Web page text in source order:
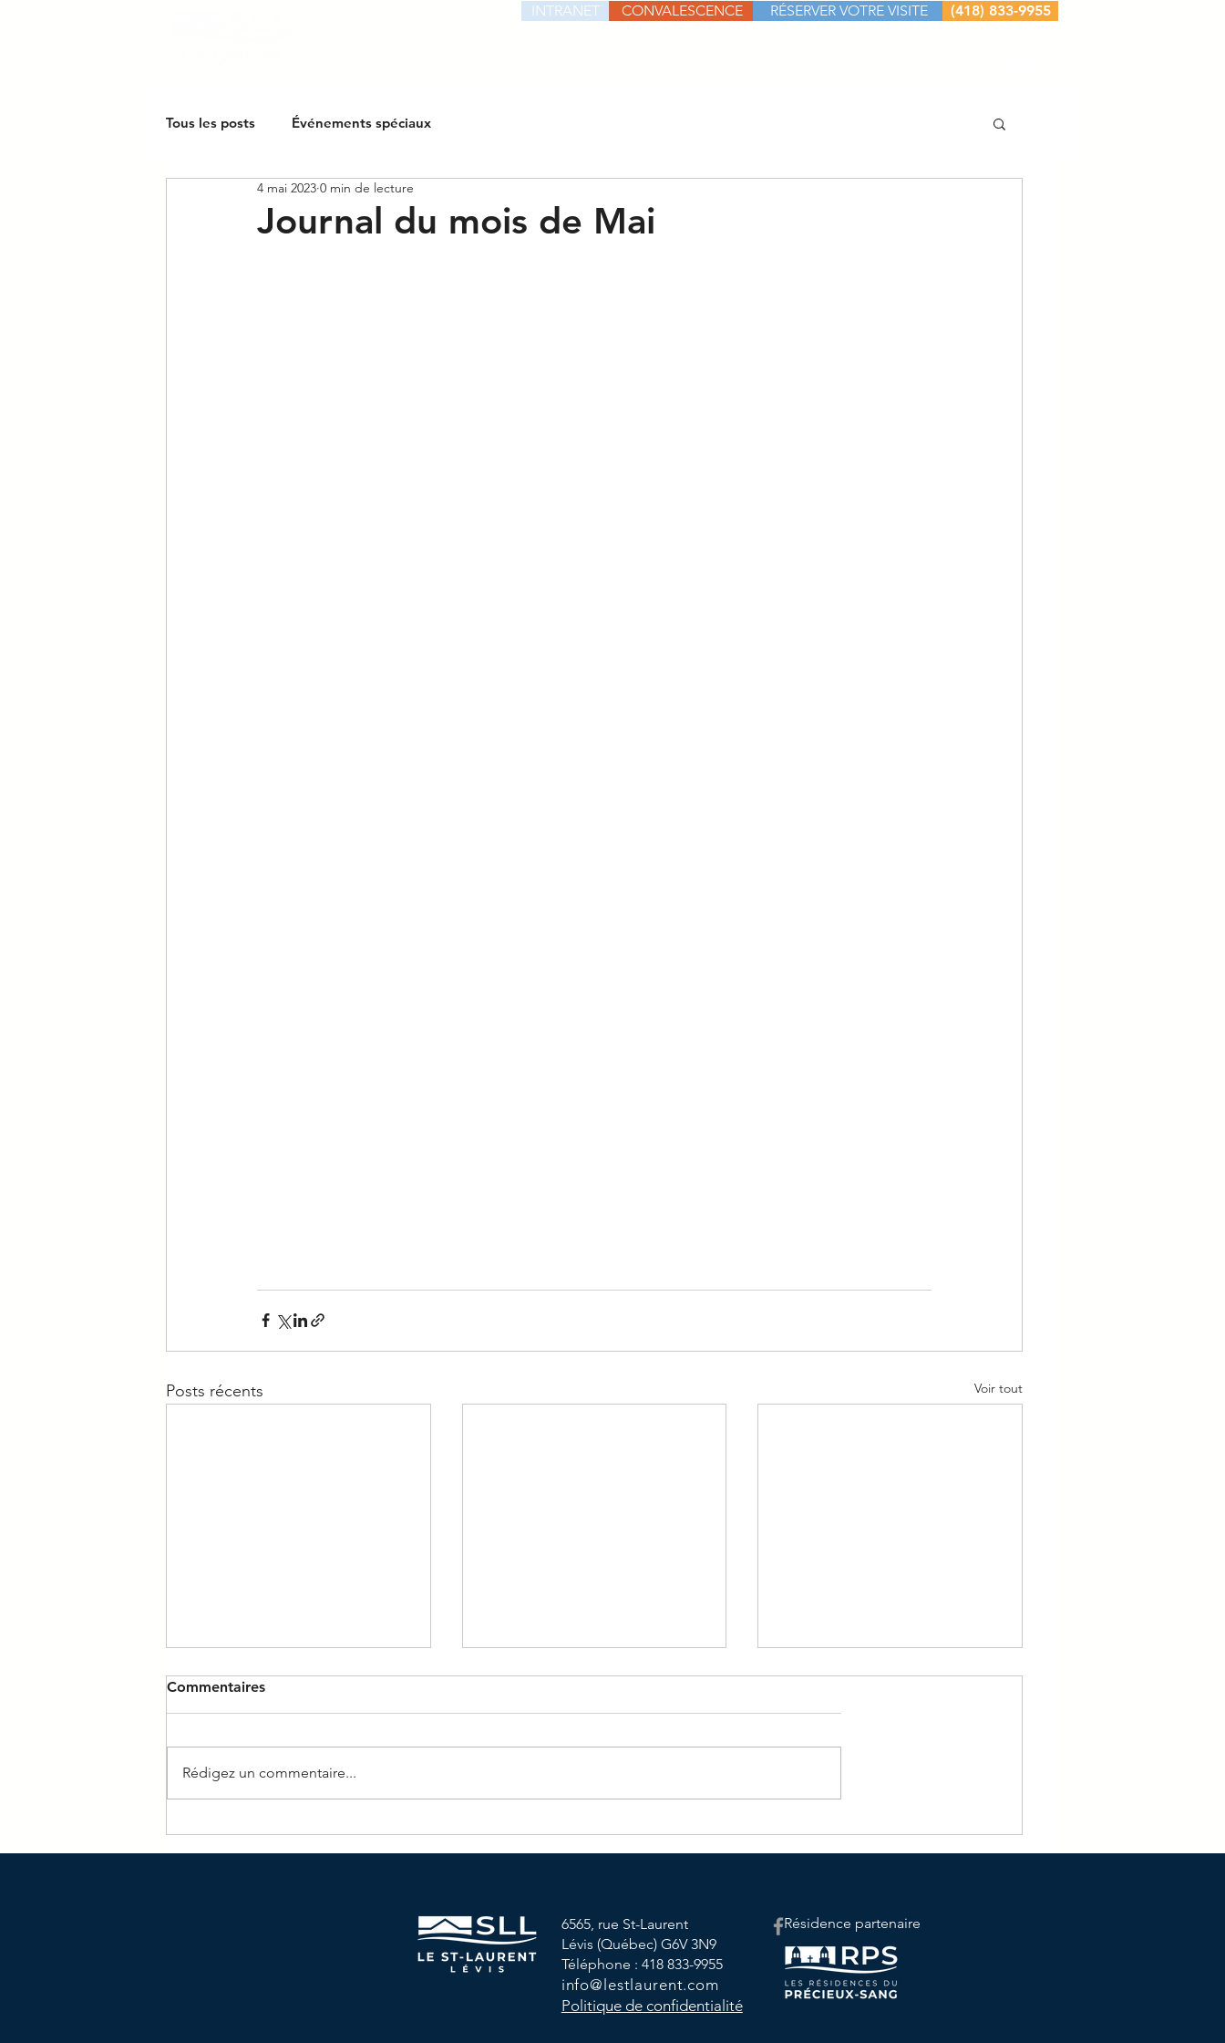
CONVALESCENCE
INTRANET RÉSERVER VOTRE VISITE (418) 833-9955
Tous les posts Événements spéciaux
Journal du mois de Mai
4 mai 2023 0 min de lecture
Posts récents Voir tout
Journal du mois d'Avril
Menu du mois d'Avril
d'Avril
Commentaires
Rédigez un commentaire...
6565, rue St-Laurent
Lévis (Québec) G6V 3N9
Téléphone : 418 833-9955
info@lestlaurent.com
Politique de confidentialité
Résidence partenaire